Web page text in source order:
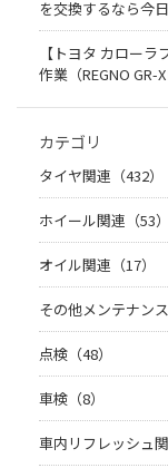
を交換するなら今
【トヨタ カローラ
作業（REGNO GR-
カテゴリ
タイヤ関連（432）
ホイール関連（53）
オイル関連（17）
その他メンテナンス
点検（48）
車検（8）
車内リフレッシュ関